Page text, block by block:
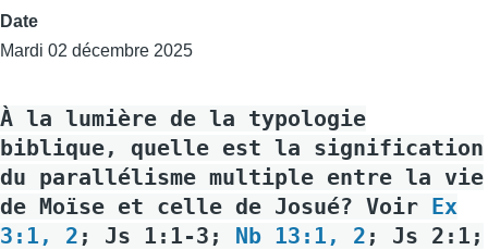
Date
Mardi 02 décembre 2025
À la lumière de la typologie
biblique, quelle est la signification
du parallélisme multiple entre la vie
de Moïse et celle de Josué? Voir Ex
3:1, 2 ; Js 1:1-3; Nb 13:1, 2 ; Js 2:1;